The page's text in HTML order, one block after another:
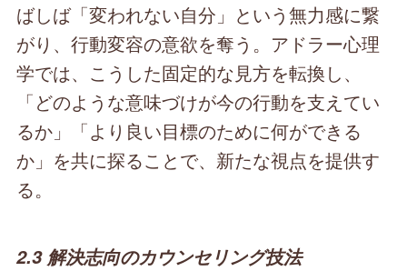
ばしば「変われない自分」という無力感に繋
がり、行動変容の意欲を奪う。アドラー心理
学では、こうした固定的な見方を転換し、
「どのような意味づけが今の行動を支えてい
るか」「より良い目標のために何ができる
か」を共に探ることで、新たな視点を提供す
る。
2.3 解決志向のカウンセリング技法